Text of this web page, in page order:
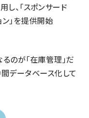
、「スポンサード
」を提供開始
のが「在庫管理」だ
データベース化して